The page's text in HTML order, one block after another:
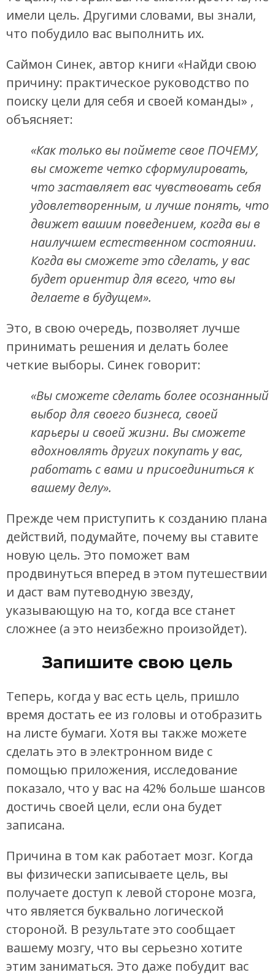
имели цель. Другими словами, вы знали,
что побудило вас выполнить их.
Саймон Синек, автор книги «Найди свою
причину: практическое руководство по
поиску цели для себя и своей команды» ,
объясняет:
«Как только вы поймете свое ПОЧЕМУ,
вы сможете четко сформулировать,
что заставляет вас чувствовать себя
удовлетворенным, и лучше понять, что
движет вашим поведением, когда вы в
наилучшем естественном состоянии.
Когда вы сможете это сделать, у вас
будет ориентир для всего, что вы
делаете в будущем».
Это, в свою очередь, позволяет лучше
принимать решения и делать более
четкие выборы. Синек говорит:
«Вы сможете сделать более осознанный
выбор для своего бизнеса, своей
карьеры и своей жизни. Вы сможете
вдохновлять других покупать у вас,
работать с вами и присоединиться к
вашему делу».
Прежде чем приступить к созданию плана
действий, подумайте, почему вы ставите
новую цель. Это поможет вам
продвинуться вперед в этом путешествии
и даст вам путеводную звезду,
указывающую на то, когда все станет
сложнее (а это неизбежно произойдет).
Запишите свою цель
Теперь, когда у вас есть цель, пришло
время достать ее из головы и отобразить
на листе бумаги. Хотя вы также можете
сделать это в электронном виде с
помощью приложения, исследование
показало, что у вас на 42% больше шансов
достичь своей цели, если она будет
записана.
Причина в том как работает мозг. Когда
вы физически записываете цель, вы
получаете доступ к левой стороне мозга,
что является буквально логической
стороной. В результате это сообщает
вашему мозгу, что вы серьезно хотите
этим заниматься. Это даже побудит вас